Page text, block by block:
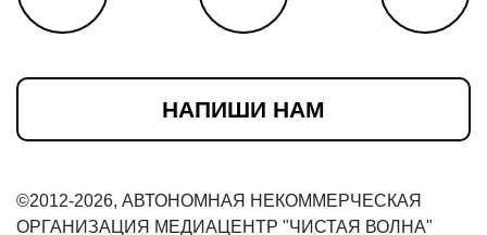
НАПИШИ НАМ
©2012-2026, АВТОНОМНАЯ НЕКОММЕРЧЕСКАЯ
ОРГАНИЗАЦИЯ МЕДИАЦЕНТР "ЧИСТАЯ ВОЛНА"